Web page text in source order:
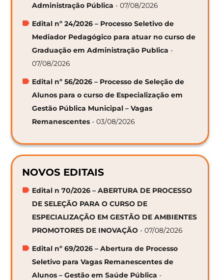
Administração Pública - 07/08/2026
Edital nº 24/2026 – Processo Seletivo de
Mediador Pedagógico para atuar no curso de
Graduação em Administração Publica -
07/08/2026
Edital nº 56/2026 – Processo de Seleção de
Alunos para o curso de Especialização em
Gestão Pública Municipal – Vagas
Remanescentes - 03/08/2026
NOVOS EDITAIS
Edital n 70/2026 – ABERTURA DE PROCESSO
DE SELEÇÃO PARA O CURSO DE
ESPECIALIZAÇÃO EM GESTÃO DE AMBIENTES
PROMOTORES DE INOVAÇÃO - 07/08/2026
Edital nº 69/2026 – Abertura de Processo
Seletivo para Vagas Remanescentes de
Alunos – Gestão em Saúde Pública -